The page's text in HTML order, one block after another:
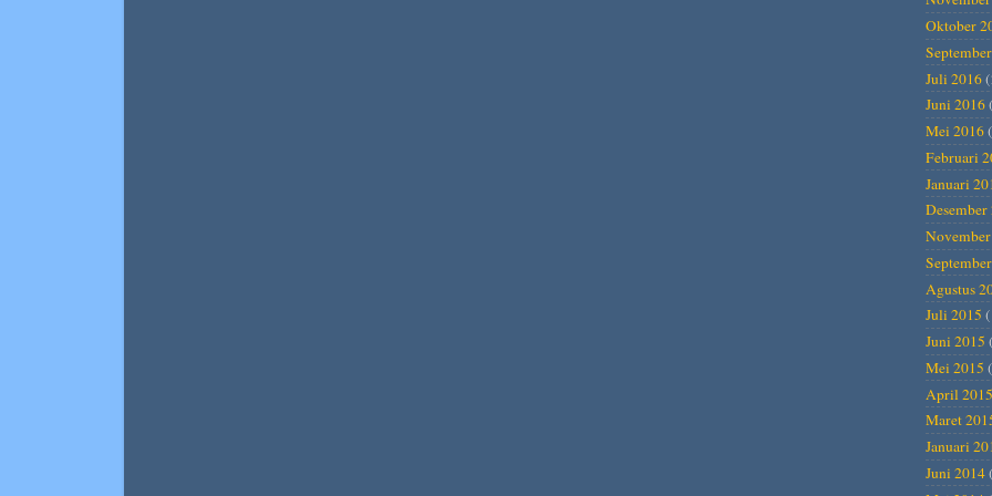
Oktober
Juli 2016
Juni 2016
Mei 2016
Februari
Januari
Desember
Agustus
Juli 2015
Juni 2015
Mei 2015
April 2015
Maret
Januari
Juni 2014